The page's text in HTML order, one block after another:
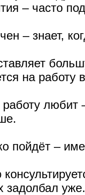
– часто
– знает,
на работу
любит
пойдёт –
задолбал